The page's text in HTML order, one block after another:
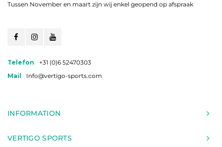
Tussen November en maart zijn wij enkel geopend op afspraak
Telefon
+31 (0)6 52470303
Mail
Info@vertigo-sports.com
INFORMATION
VERTIGO SPORTS